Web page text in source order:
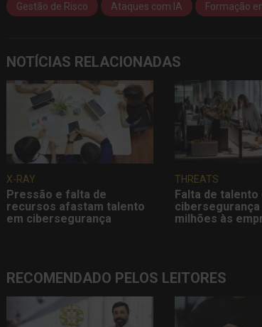
Gestão de Risco
Ataques com IA Formação
NOTÍCIAS RELACIONADAS
X-RAY
Pressão e falta de
recursos afastam talento
em cibersegurança
THREATS
Falta de talento
cibersegurança
milhões às
RECOMENDADO PELOS LEITORES